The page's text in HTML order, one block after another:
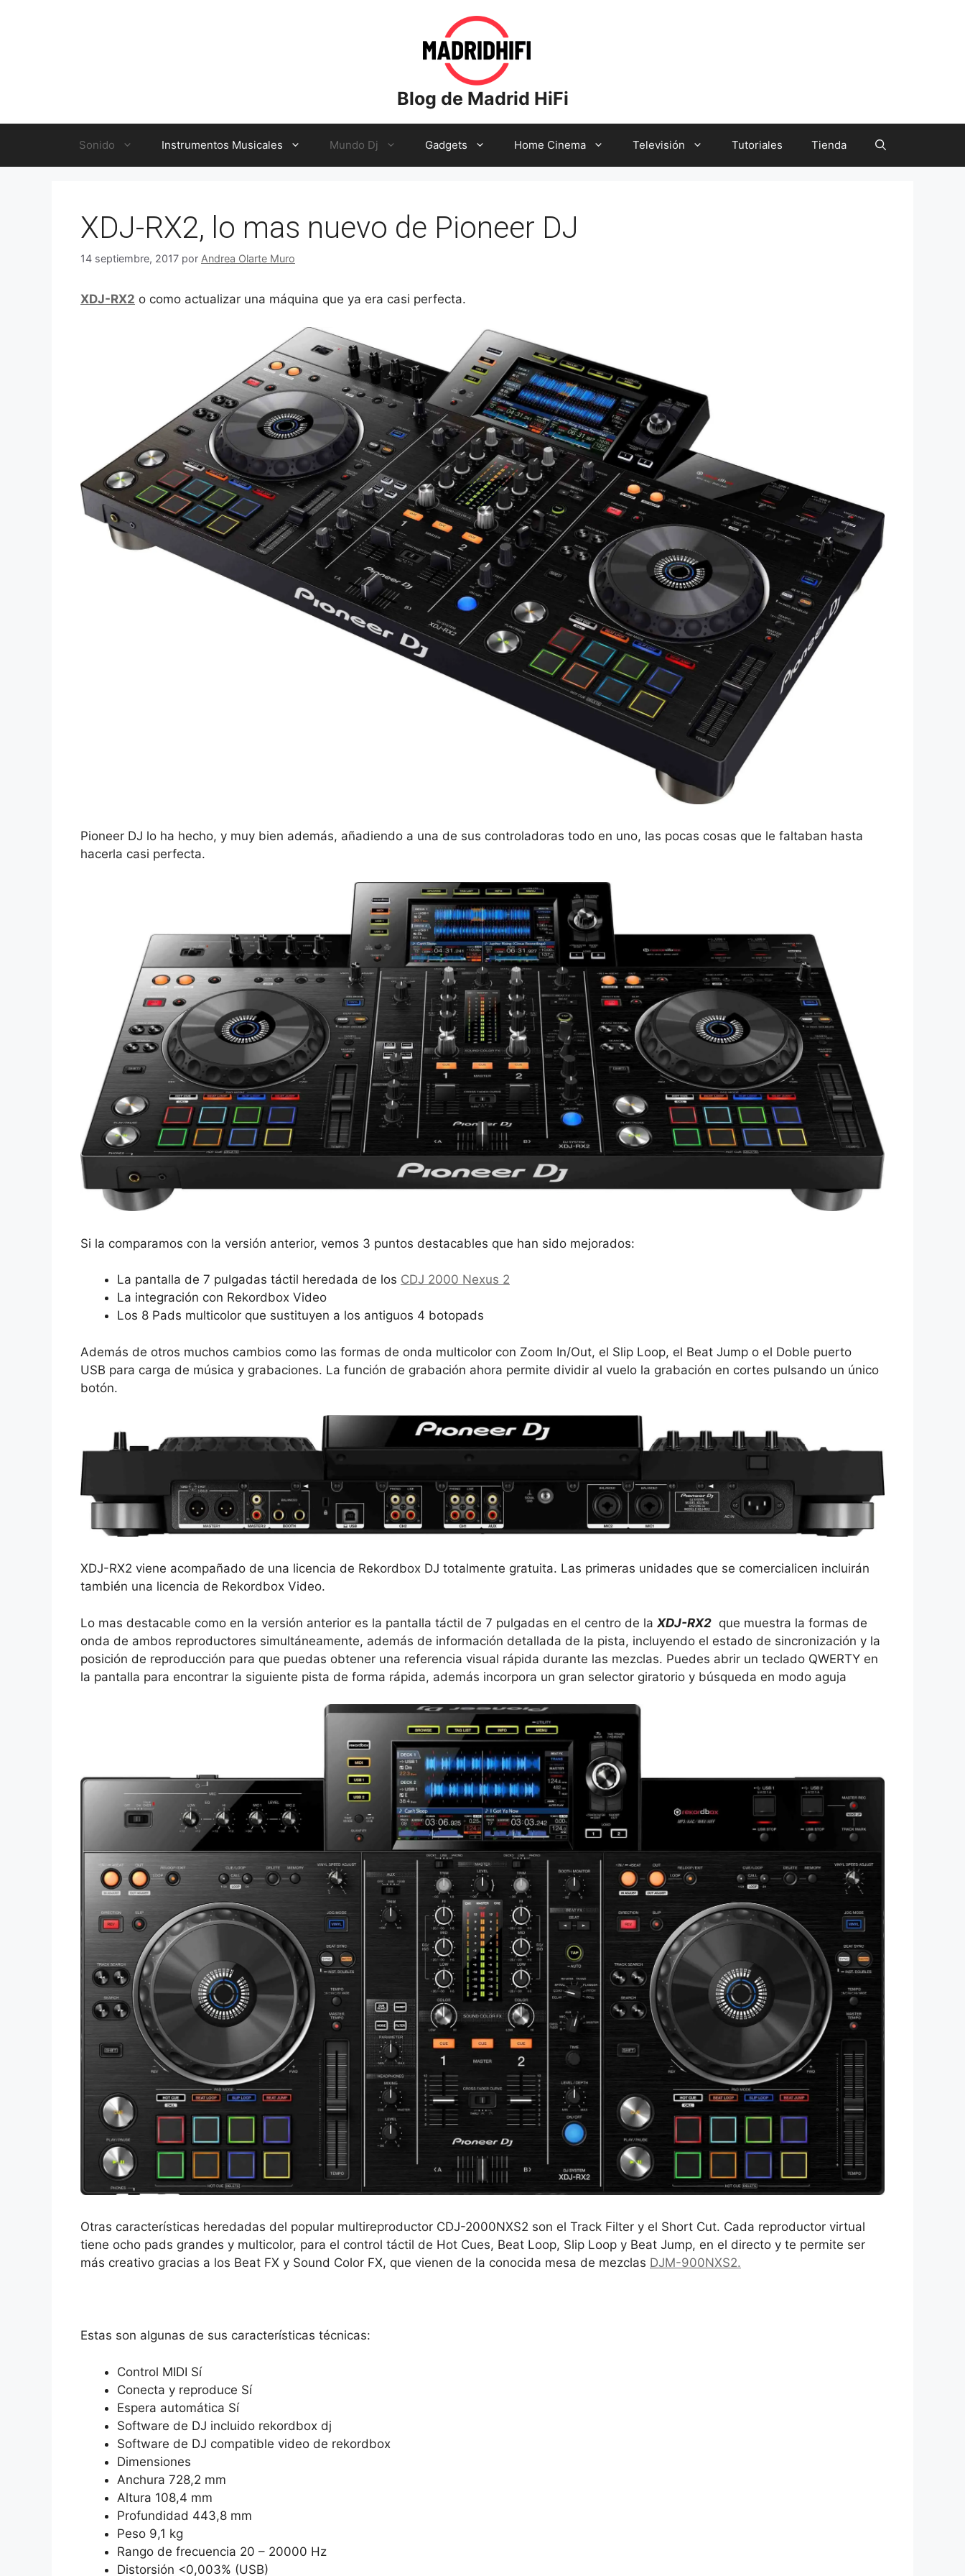
Blog de Madrid HiFi
Sonido Instrumentos Musicales Mundo Dj Gadgets Home Cinema Televisión Tutoriales Tienda
XDJ-RX2, lo mas nuevo de Pioneer DJ
14 septiembre, 2017 por Andrea Olarte Muro
XDJ-RX2 o como actualizar una máquina que ya era casi perfecta.
Pioneer DJ lo ha hecho, y muy bien además, añadiendo a una de sus controladoras todo en uno, las pocas cosas que le faltaban hasta
hacerla casi perfecta.
Si la comparamos con la versión anterior, vemos 3 puntos destacables que han sido mejorados:
La pantalla de 7 pulgadas táctil heredada de los CDJ 2000 Nexus 2
La integración con Rekordbox Video
Los 8 Pads multicolor que sustituyen a los antiguos 4 botopads
Además de otros muchos cambios como las formas de onda multicolor con Zoom In/Out, el Slip Loop, el Beat Jump o el Doble puerto
USB para carga de música y grabaciones. La función de grabación ahora permite dividir al vuelo la grabación en cortes pulsando un único
botón.
XDJ-RX2 viene acompañado de una licencia de Rekordbox DJ totalmente gratuita. Las primeras unidades que se comercialicen incluirán
también una licencia de Rekordbox Video.
Lo mas destacable como en la versión anterior es la pantalla táctil de 7 pulgadas en el centro de la XDJ-RX2 que muestra la formas de
onda de ambos reproductores simultáneamente, además de información detallada de la pista, incluyendo el estado de sincronización y la
posición de reproducción para que puedas obtener una referencia visual rápida durante las mezclas. Puedes abrir un teclado QWERTY en
la pantalla para encontrar la siguiente pista de forma rápida, además incorpora un gran selector giratorio y búsqueda en modo aguja
Otras características heredadas del popular multireproductor CDJ-2000NXS2 son el Track Filter y el Short Cut. Cada reproductor virtual
tiene ocho pads grandes y multicolor, para el control táctil de Hot Cues, Beat Loop, Slip Loop y Beat Jump, en el directo y te permite ser
más creativo gracias a los Beat FX y Sound Color FX, que vienen de la conocida mesa de mezclas DJM-900NXS2.
Estas son algunas de sus características técnicas:
Control MIDI Sí
Conecta y reproduce Sí
Espera automática Sí
Software de DJ incluido rekordbox dj
Software de DJ compatible video de rekordbox
Dimensiones
Anchura 728,2 mm
Altura 108,4 mm
Profundidad 443,8 mm
Peso 9,1 kg
Rango de frecuencia 20 – 20000 Hz
Distorsión <0,003% (USB)